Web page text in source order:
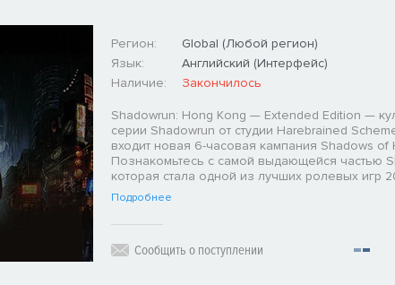
Регион:
Global (Любой регион)
Язык:
Английский (Интерфейс)
Наличие:
Закончилось
Shadowrun: Hong Kong — Extended Edition —
серии Shadowrun от студии Harebrained
входит новая 6-часовая кампания Shadows of
Познакомьтесь с самой выдающейся частью
которая стала одной из лучших ролевых игр
Подробнее
Сообщить о поступлении